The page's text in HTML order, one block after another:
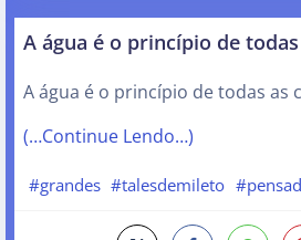
A água é o princípio de
A água é o princípio de todas as
(…Continue Lendo…)
#grandes #talesdemileto